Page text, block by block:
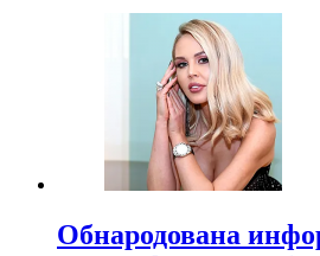
Обнародована